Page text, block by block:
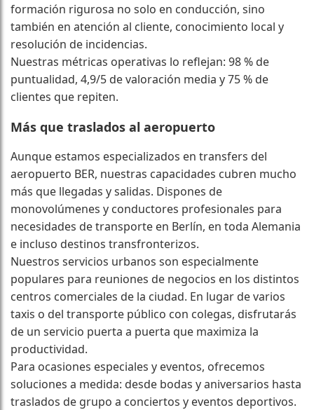
formación rigurosa no solo en conducción, sino
también en atención al cliente, conocimiento local y
resolución de incidencias.
Nuestras métricas operativas lo reflejan: 98 % de
puntualidad, 4,9/5 de valoración media y 75 % de
clientes que repiten.
Más que traslados al aeropuerto
Aunque estamos especializados en transfers del
aeropuerto BER, nuestras capacidades cubren mucho
más que llegadas y salidas. Dispones de
monovolúmenes y conductores profesionales para
necesidades de transporte en Berlín, en toda Alemania
e incluso destinos transfronterizos.
Nuestros servicios urbanos son especialmente
populares para reuniones de negocios en los distintos
centros comerciales de la ciudad. En lugar de varios
taxis o del transporte público con colegas, disfrutarás
de un servicio puerta a puerta que maximiza la
productividad.
Para ocasiones especiales y eventos, ofrecemos
soluciones a medida: desde bodas y aniversarios hasta
traslados de grupo a conciertos y eventos deportivos.